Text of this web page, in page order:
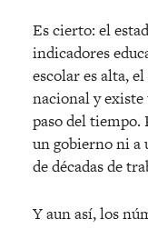
Es cierto: el
indicadores
escolar es alta,
nacional y existe
paso del tiempo.
un gobierno ni a
de décadas de
Y aun así, los